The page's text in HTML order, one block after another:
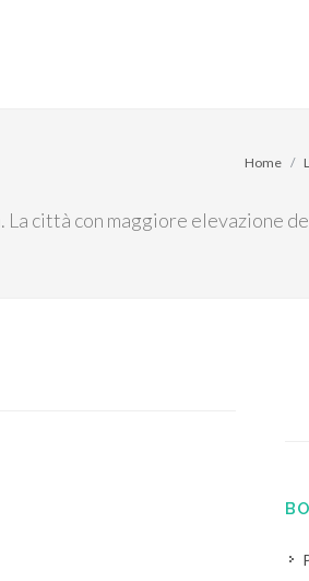
La città con maggiore elevazione
Home